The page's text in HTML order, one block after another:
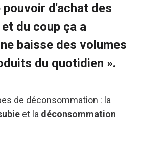
d'achat des
du coup ça a
baisse des volumes
du quotidien ».
de déconsommation : la
et la déconsommation